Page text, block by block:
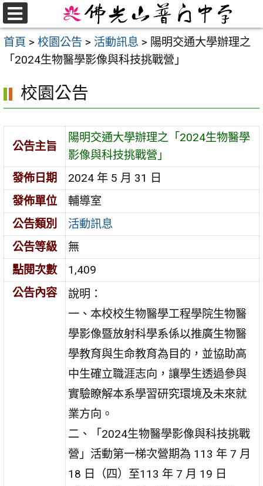
跳
至
主首頁 > 校園公告 > 活動訊息 > 陽明交通大學辦理之
「2024生物醫學影像與科技挑戰營」
校園公告
公告主旨
陽明交通大學辦理之「2024生物醫學
影像與科技挑戰營」
發佈日期
2024 年 5 月 31 日
發佈單位
輔導室
公告類別
活動訊息
公告等級
無
點閱次數
1,409
公告內容
說明：
一、本校校生物醫學工程學院生物醫
學影像暨放射科學系係以推廣生物醫
學教育與生命教育為目的，並協助高
中生確立職涯志向，讓學生透過參與
實驗瞭解本系學習研究環境及未來就
業方向。
二、「2024生物醫學影像與科技挑戰
營」活動第一梯次營期為 113 年 7 月
18 日（四）至113 年 7 月 19 日
選
單